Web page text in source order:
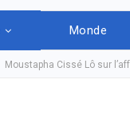
Monde
Moustapha Cissé Lô sur